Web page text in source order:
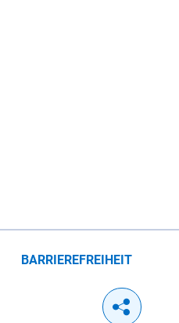
BARRIEREFREIHEIT